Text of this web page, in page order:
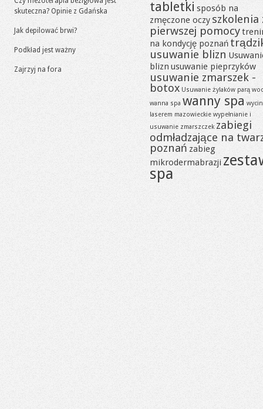
skuteczna? Opinie z Gdańska
Jak depilować brwi?
Podkład jest ważny
Zajrzyj na fora
tabletki sposób na
zmęczone oczy szkolenia
pierwszej pomocy
na kondycję poznań
usuwanie blizn
blizn usuwanie pieprzyków
usuwanie zmarszek -
botox Usuwanie żylaków parą
wanna spa wanny spa
laserem mazowieckie wypełnianie i
usuwanie zmarszczek zabiegi
odmładzające na
poznań zabieg
mikrodermabrazji
spa